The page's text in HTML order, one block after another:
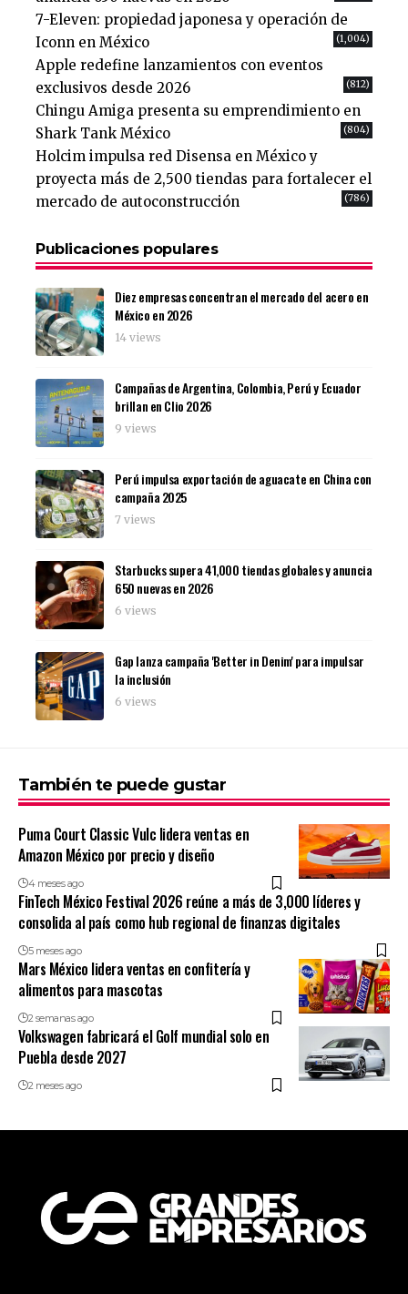
7-Eleven: propiedad japonesa y operación de
Iconn en México
(1,004)
Apple redefine lanzamientos con eventos
exclusivos desde 2026
(812)
Chingu Amiga presenta su emprendimiento en
Shark Tank México
(804)
Holcim impulsa red Disensa en México y
proyecta más de 2,500 tiendas para fortalecer el
mercado de autoconstrucción
(786)
Publicaciones populares
Diez empresas concentran el mercado del acero en
México en 2026
14 views
Campañas de Argentina, Colombia, Perú y Ecuador
brillan en Clio 2026
9 views
Perú impulsa exportación de aguacate en China con
campaña 2025
7 views
Starbucks supera 41,000 tiendas globales y anuncia
650 nuevas en 2026
6 views
Gap lanza campaña 'Better in Denim' para impulsar
la inclusión
6 views
También te puede gustar
Puma Court Classic Vulc lidera ventas en
Amazon México por precio y diseño
4 meses ago
FinTech México Festival 2026 reúne a más de 3,000 líderes y
consolida al país como hub regional de finanzas digitales
5 meses ago
Mars México lidera ventas en confitería y
alimentos para mascotas
2 semanas ago
Volkswagen fabricará el Golf mundial solo en
Puebla desde 2027
2 meses ago